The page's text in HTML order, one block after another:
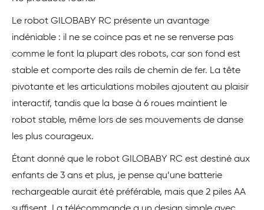
Le robot GILOBABY RC présente un avantage
indéniable : il ne se coince pas et ne se renverse pas
comme le font la plupart des robots, car son fond est
stable et comporte des rails de chemin de fer. La tête
pivotante et les articulations mobiles ajoutent au plaisir
interactif, tandis que la base à 6 roues maintient le
robot stable, même lors de ses mouvements de danse
les plus courageux.
Étant donné que le robot GILOBABY RC est destiné aux
enfants de 3 ans et plus, je pense qu’une batterie
rechargeable aurait été préférable, mais que 2 piles AA